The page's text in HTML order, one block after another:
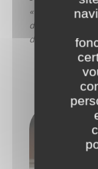
« Notre objectif
demain. On a
dans l’avenir du